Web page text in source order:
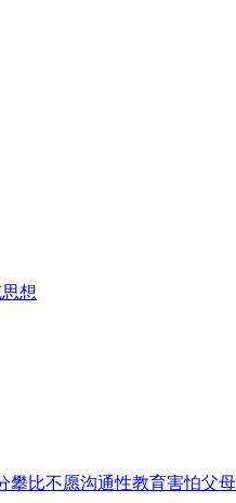
想
攀比不愿沟通性教育害怕父母